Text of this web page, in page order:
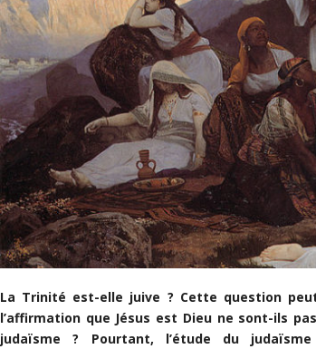
La Trinité est-elle juive ? Cette question
l’affirmation que Jésus est Dieu ne sont-ils
judaïsme ? Pourtant, l’étude du